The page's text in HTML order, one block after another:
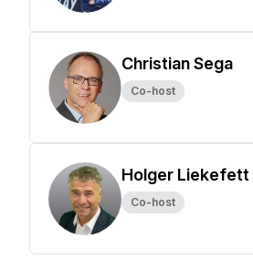
Christian Sega
Co-host
Holger Liekefett
Co-host